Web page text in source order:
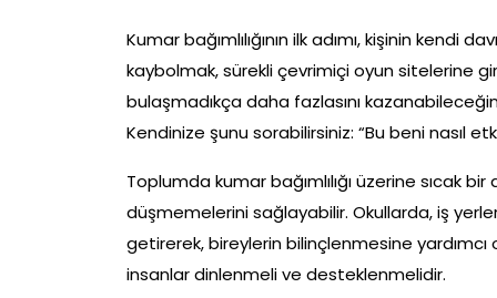
Kumar bağımlılığının ilk adımı, kişinin kendi
kaybolmak, sürekli çevrimiçi oyun sitelerine
bulaşmadıkça daha fazlasını
Kendinize şunu sorabilirsiniz: “Bu beni nasıl
Toplumda kumar bağımlılığı üzerine sıcak
düşmemelerini sağlayabilir. Okullarda, iş
getirerek, bireylerin bilinçlenmesine
insanlar dinlenmeli ve desteklenmelidir.